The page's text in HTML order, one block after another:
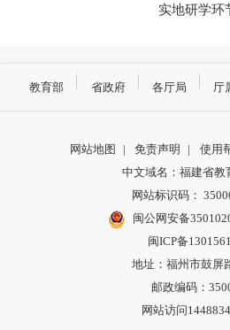
实地研学环
教育部 省政府 各厅局 厅
网站地图 | 免责声明 | 使用
中文域名：福建省教
网站标识码：
闽公网安备
闽ICP备
地址：福州市鼓屏
邮政编码：
网站访问